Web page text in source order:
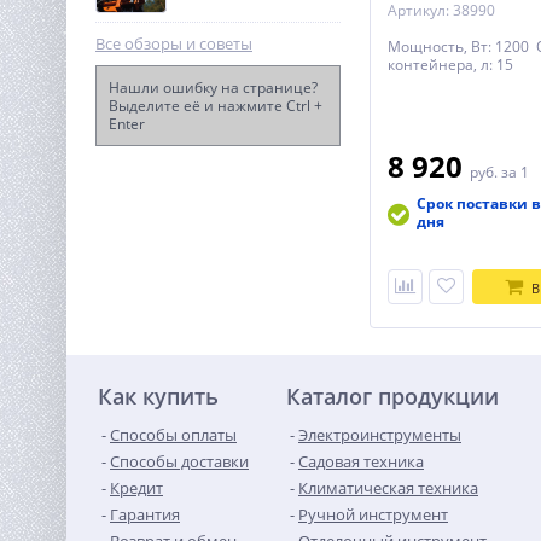
Бетоносмеситель TOR 120
л
Все обзоры и советы
Нашли ошибку на странице?
Выделите её и нажмите Ctrl +
Enter
Артикул: 38990
Мощность, Вт: 1200
контейнера, л: 15
8 920 руб. за 1
Срок поставки
дня
Как купить
Способы оплаты
Способы доставки
Кредит
Гарантия
Каталог продукции
Электроинструменты
Садовая техника
Климатическая техника
Ручной инструмент